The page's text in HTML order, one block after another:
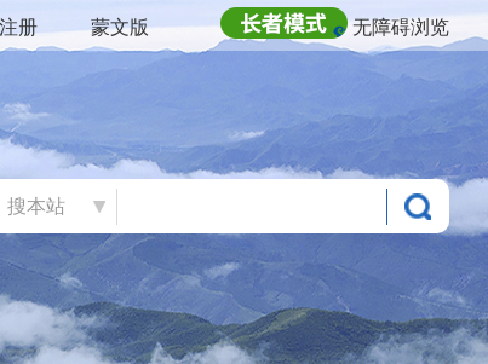
册 蒙文版 无障碍浏览
搜本站